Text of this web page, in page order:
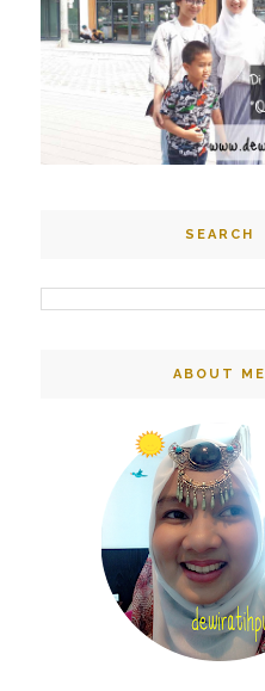
SEARCH
ABOUT ME